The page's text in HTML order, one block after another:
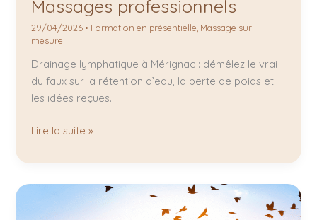
Massages professionnels
29/04/2026 • Formation en présentielle, Massage sur
mesure
Drainage lymphatique à Mérignac : démêlez le vrai
du faux sur la rétention d’eau, la perte de poids et
les idées reçues.
Lire la suite »